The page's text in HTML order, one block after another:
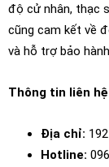
độ cử nhân, thạc
cũng cam kết về
và hỗ trợ bảo
Thông tin liên
Địa chỉ:
Hotline: